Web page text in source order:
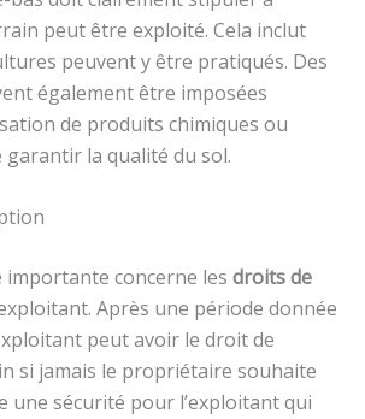
peut être exploité. Cela inclut
peuvent y être pratiqués. Des
également être imposées
de produits chimiques ou
garantir la qualité du sol.
importante concerne les droits de
Après une période donnée
peut avoir le droit de
si jamais le propriétaire souhaite
une sécurité pour l’exploitant qui